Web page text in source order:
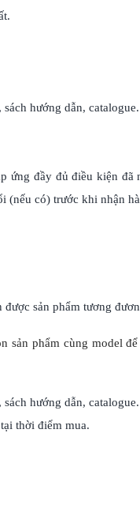
hướng dẫn, catalogue.
ứng đầy đủ điều kiện đã
(nếu có) trước khi nhận
sản phẩm tương
sản phẩm cùng model
hướng dẫn, catalogue.
thời điểm mua.